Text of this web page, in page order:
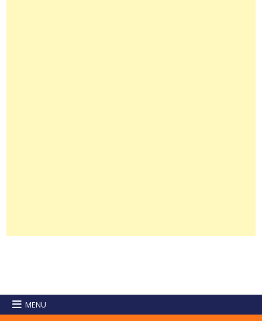
MENU